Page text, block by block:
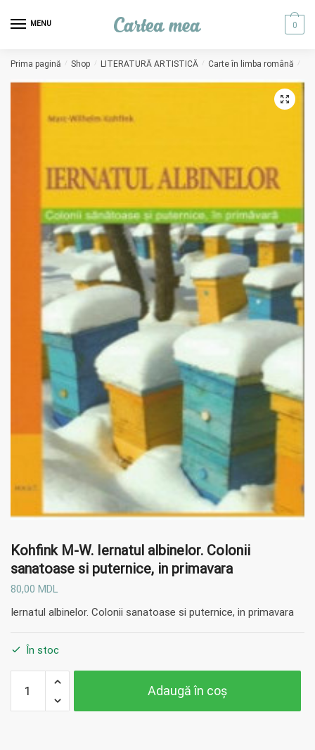
MENU 0
Prima pagină / Shop / LITERATURĂ ARTISTICĂ / Carte în limba română /
Kohfink M-W. Iernatul albinelor. Colonii
sanatoase si puternice, in primavara
80,00 MDL
Iernatul albinelor. Colonii sanatoase si puternice, in primavara
În stoc
Kohfink
M-W.
Adaugă în coș